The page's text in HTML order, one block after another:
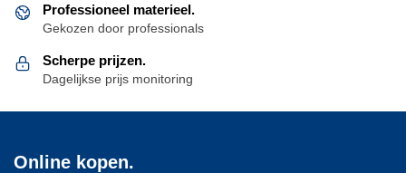
Professioneel materieel.
Gekozen door professionals
Scherpe prijzen.
Dagelijkse prijs monitoring
Online kopen.